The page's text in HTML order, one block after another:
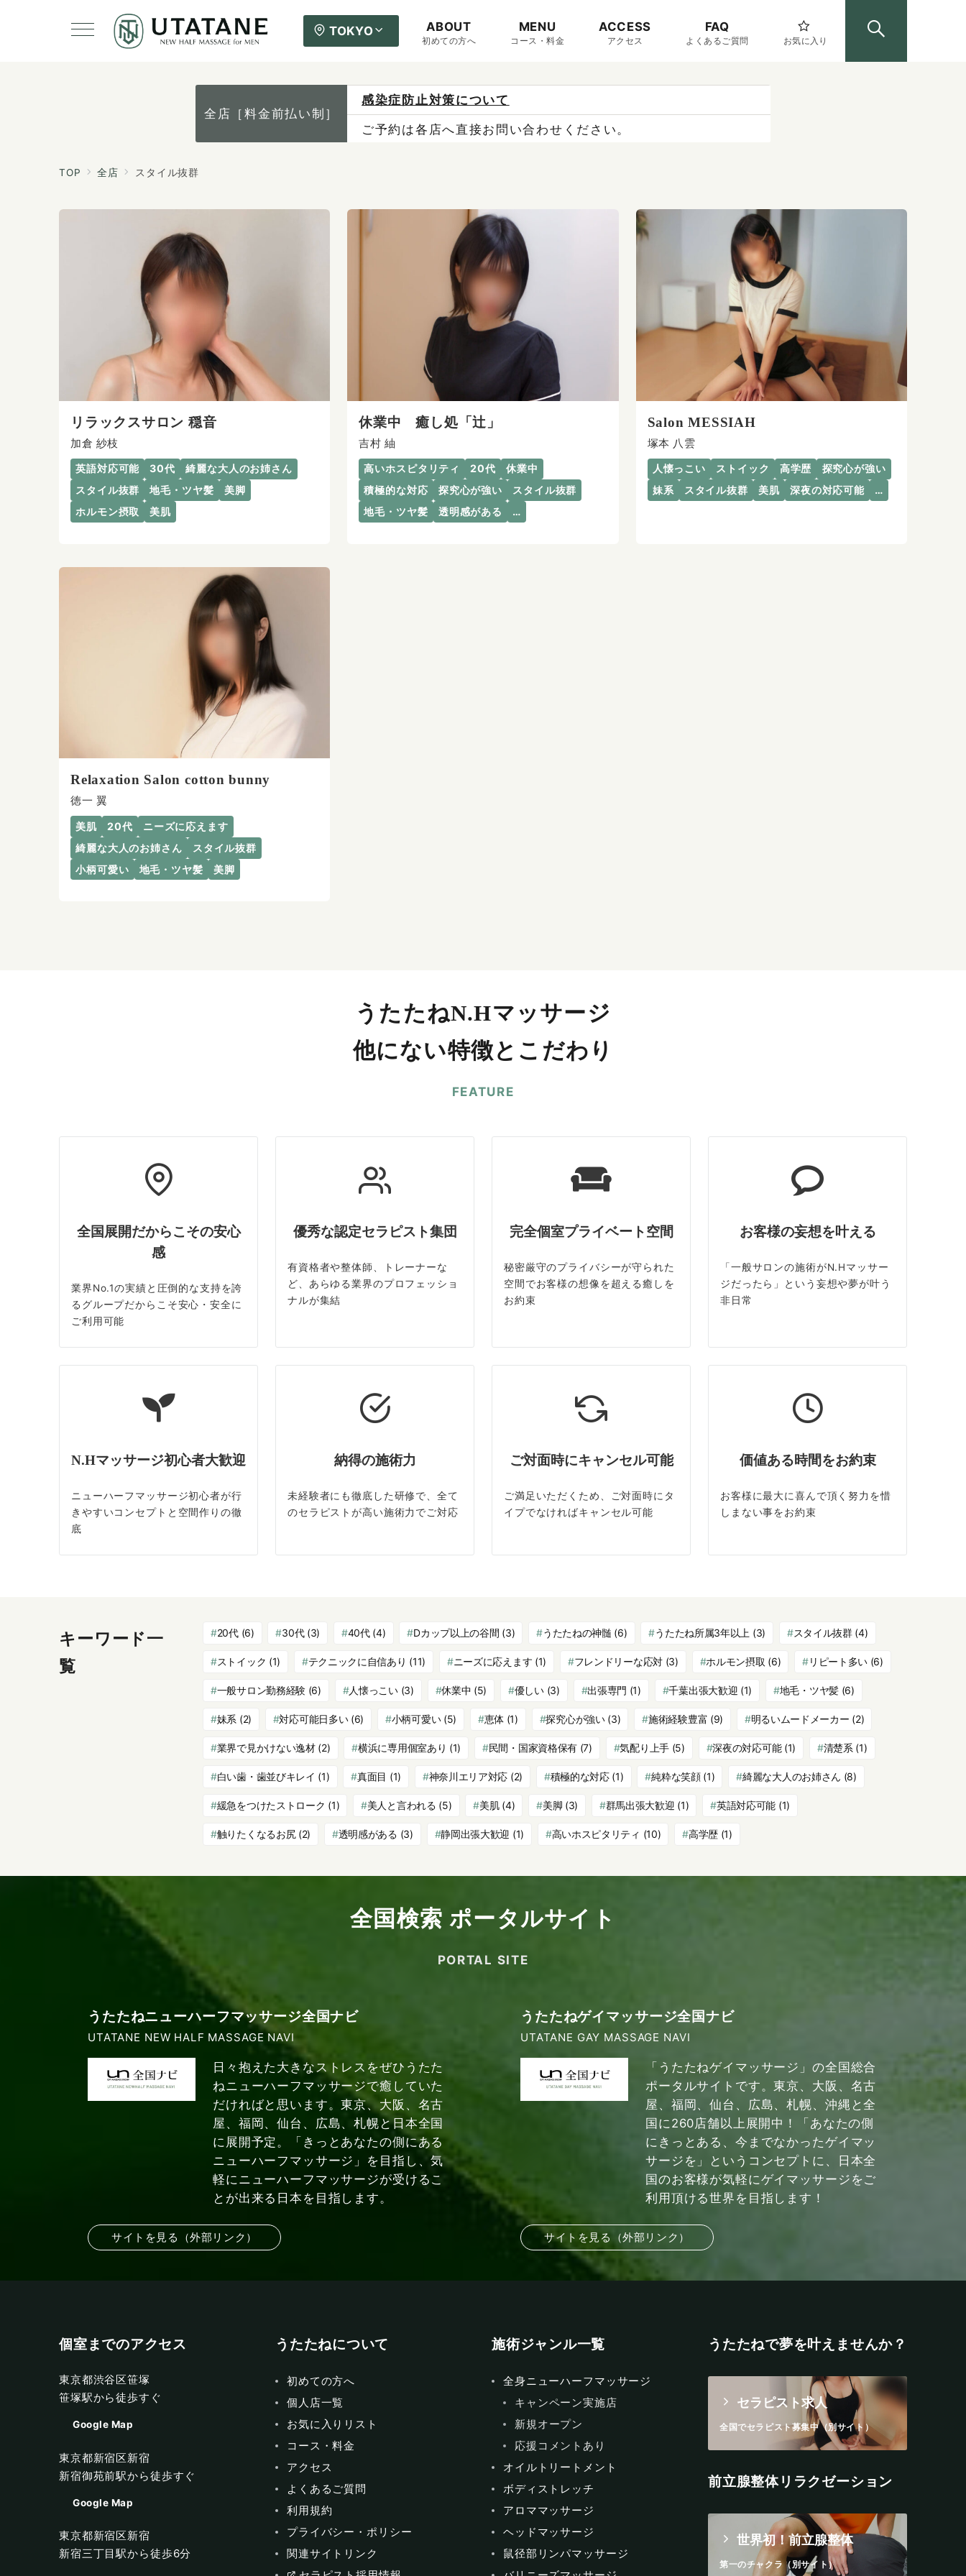
TOKYO ABOUT
初めての方へ
MENU
コース・料金
ACCESS
アクセス
FAQ
よくあるご質問 お気に入り
全店［料金前払い制］
感染症防止対策について
ご予約は各店へ直接お問い合わせください。
TOP 全店 スタイル抜群
リラックスサロン 穏音
加倉 紗枝
英語対応可能 30代
綺麗な大人のお姉さん
スタイル抜群
地毛・ツヤ髪
美脚
ホルモン摂取
美肌
休業中 癒し処「辻」
吉村 紬
高いホスピタリティ 20代
休業中
積極的な対応
探究心が強い
スタイル抜群
地毛・ツヤ髪
透明感がある …
Salon MESSIAH
塚本 八雲
人懐っこい ストイック 高学歴
探究心が強い
妹系
スタイル抜群 美肌 深夜の対応可能 …
Relaxation Salon cotton bunny
徳一 翼
美肌 20代
ニーズに応えます
綺麗な大人のお姉さん
スタイル抜群
小柄可愛い
地毛・ツヤ髪 美脚
うたたねN.Hマッサージ
他にない特徴とこだわり
FEATURE
全国展開だからこその安心
感
業界No.1の実績と圧倒的な支持を誇
るグループだからこそ安心・安全に
ご利用可能
優秀な認定セラピスト集団
有資格者や整体師、トレーナーな
ど、あらゆる業界のプロフェッショ
ナルが集結
完全個室プライベート空間
秘密厳守のプライバシーが守られた
空間でお客様の想像を超える癒しを
お約束
お客様の妄想を叶える
「一般サロンの施術がN.Hマッサー
ジだったら」という妄想や夢が叶う
非日常
N.Hマッサージ初心者大歓迎
ニューハーフマッサージ初心者が行
きやすいコンセプトと空間作りの徹
底
納得の施術力
未経験者にも徹底した研修で、全て
のセラピストが高い施術力でご対応
ご対面時にキャンセル可能
ご満足いただくため、ご対面時にタ
イプでなければキャンセル可能
価値ある時間をお約束
お客様に最大に喜んで頂く努力を惜
しまない事をお約束
キーワード一
覧
20代(6) 30代(3) 40代(4) Dカップ以上の谷間 (3) うたたねの神髄 (6) うたたね所属3年以上 (3) スタイル抜群(4)
ストイック (1) テクニックに自信あり (11) ニーズに応えます (1) フレンドリーな応対(3) ホルモン摂取 (6) リピート多い (6)
一般サロン勤務経験 (6) 人懐っこい(3) 休業中 (5) 優しい(3) 出張専門 (1) 千葉出張大歓迎 (1) 地毛・ツヤ髪(6)
妹系 (2) 対応可能日多い(6) 小柄可愛い(5) 恵体 (1) 探究心が強い(3) 施術経験豊富 (9) 明るいムードメーカー (2)
業界で見かけない逸材(2) 横浜に専用個室あり (1) 民間・国家資格保有 (7) 気配り上手(5) 深夜の対応可能(1) 清楚系(1)
白い歯・歯並びキレイ (1) 真面目 (1) 神奈川エリア対応 (2) 積極的な対応(1) 純粋な笑顔(1) 綺麗な大人のお姉さん (8)
緩急をつけたストローク (1) 美人と言われる (5) 美肌(4) 美脚 (3) 群馬出張大歓迎 (1) 英語対応可能 (1)
触りたくなるお尻(2) 透明感がある (3) 静岡出張大歓迎 (1) 高いホスピタリティ (10) 高学歴 (1)
全国検索 ポータルサイト
PORTAL SITE
うたたねニューハーフマッサージ全国ナビ
UTATANE NEW HALF MASSAGE NAVI
日々抱えた大きなストレスをぜひうたた
ねニューハーフマッサージで癒していた
だければと思います。東京、大阪、名古
屋、福岡、仙台、広島、札幌と日本全国
に展開予定。「きっとあなたの側にある
ニューハーフマッサージ」を目指し、気
軽にニューハーフマッサージが受けるこ
とが出来る日本を目指します。
サイトを見る（外部リンク）
うたたねゲイマッサージ全国ナビ
UTATANE GAY MASSAGE NAVI
「うたたねゲイマッサージ」の全国総合
ポータルサイトです。東京、大阪、名古
屋、福岡、仙台、広島、札幌、沖縄と全
国に260店舗以上展開中！「あなたの側
にきっとある、今までなかったゲイマッ
サージを」というコンセプトに、日本全
国のお客様が気軽にゲイマッサージをご
利用頂ける世界を目指します！
サイトを見る（外部リンク）
個室までのアクセス
東京都渋谷区笹塚
笹塚駅から徒歩すぐ
Google Map
東京都新宿区新宿
新宿御苑前駅から徒歩すぐ
Google Map
東京都新宿区新宿
新宿三丁目駅から徒歩6分
うたたねについて
初めての方へ
個人店一覧
お気に入りリスト
コース・料金
アクセス
よくあるご質問
利用規約
プライバシー・ポリシー
関連サイトリンク
施術ジャンル一覧
全身ニューハーフマッサージ
キャンペーン実施店
新規オープン
応援コメントあり
オイルトリートメント
ボディストレッチ
アロママッサージ
ヘッドマッサージ
鼠径部リンパマッサージ
うたたねで夢を叶えませんか？
セラピスト求人
全国でセラピスト募集中（別サイト）
前立腺整体リラクゼーション
世界初！前立腺整体
第一のチャクラ（別サイト）